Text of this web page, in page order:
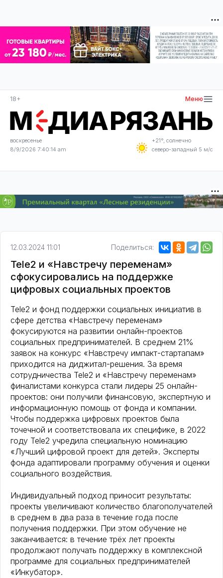
18+ Меню
воскресенье
8/9/2026 7:40:14 am
+21°, солнечно
северо-западный 5 м/с
12.03.2024 11:01 Поделиться:
Tele2 и «Навстречу переменам»
сфокусировались на поддержке
цифровых социальных проектов
Tele2 и фонд поддержки социальных инициатив в
сфере детства «Навстречу переменам»
фокусируются на развитии онлайн-проектов
социальных предпринимателей. В среднем 21%
заявок на конкурс «Навстречу импакт-стартапам»
приходится на диджитал-решения. За время
сотрудничества Tele2 и «Навстречу переменам»
финалистами конкурса стали лидеры 25 онлайн-
проектов: они получили финансовую, экспертную и
информационную помощь от фонда и компании.
Чтобы поддержка цифровых проектов была
точечной и соответствовала их специфике, в 2022
году Tele2 учредила специальную номинацию
«Лучший цифровой проект для детей». Эксперты
фонда адаптировали программу обучения и оценки
социального воздействия.
Индивидуальный подход приносит результаты:
проекты увеличивают количество благополучателей
в среднем в два раза в течение года после
получения поддержки. При этом обучение не
заканчивается: в течение трёх лет проекты
продолжают получать поддержку в комплексной
программе для социальных предпринимателей
«Инкубатор».